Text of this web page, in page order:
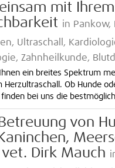
mit
in Pankow,
Ultraschall,
Zahnheilkunde,
ein breites Spektrum
Herzultraschall. Ob Hunde
bei uns die
von
vet. Dirk Mauch